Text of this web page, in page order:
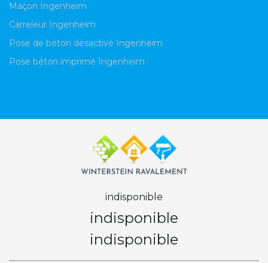
Maçon Ingenheim
Carreleur Ingenheim
Pose de béton désactivé Ingenheim
Pose béton imprimé Ingenheim
indisponible
indisponible
indisponible